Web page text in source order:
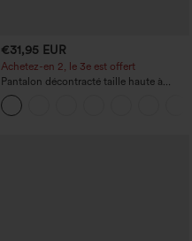
€31,95 EUR
Achetez-en 2, le 3e est offert
Pantalon décontracté taille haute à
cordon, coupe large en mélange de lin,
avec poches